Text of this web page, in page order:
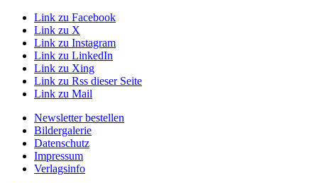
Link zu Facebook
Link zu X
Link zu Instagram
Link zu LinkedIn
Link zu Xing
Link zu Rss dieser Seite
Link zu Mail
Newsletter bestellen
Bildergalerie
Datenschutz
Impressum
Verlagsinfo